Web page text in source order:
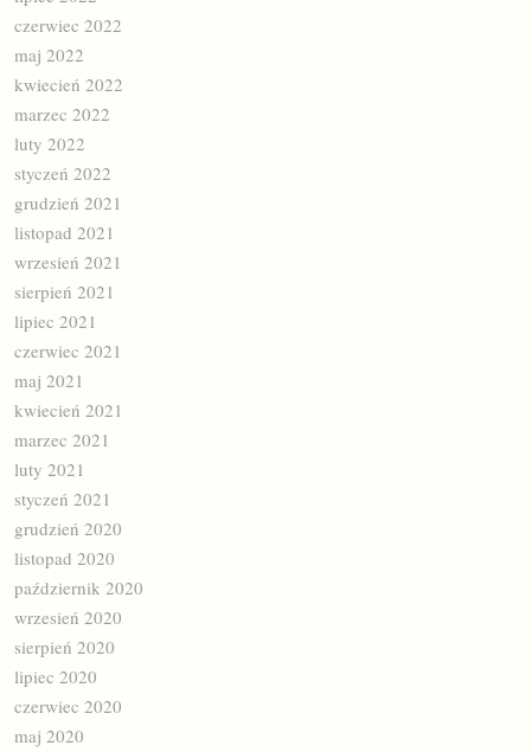
czerwiec 2022
maj 2022
kwiecień 2022
marzec 2022
luty 2022
styczeń 2022
grudzień 2021
listopad 2021
wrzesień 2021
sierpień 2021
lipiec 2021
czerwiec 2021
maj 2021
kwiecień 2021
marzec 2021
luty 2021
styczeń 2021
grudzień 2020
listopad 2020
październik 2020
wrzesień 2020
sierpień 2020
lipiec 2020
czerwiec 2020
maj 2020